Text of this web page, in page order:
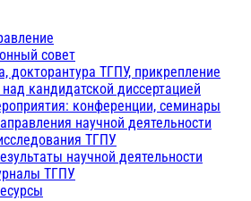
совет
докторантура ТГПУ, прикрепление
кандидатской диссертацией
конференции, семинары
научной деятельности
ТГПУ
научной деятельности
ТГПУ